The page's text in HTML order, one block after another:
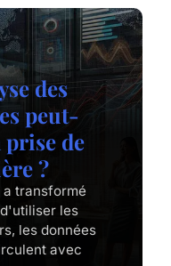
des
peut-
de
?
transformé
les
les données
avec